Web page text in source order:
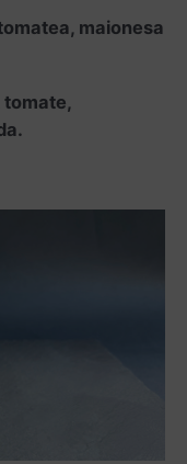
maionesa
tomate,